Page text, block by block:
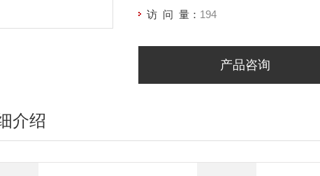
访 问 量： 194
产品咨询
介绍